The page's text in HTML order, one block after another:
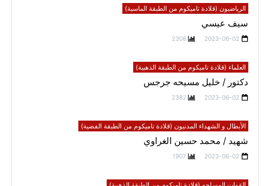
الرياضيون (قلادة تاميكوم من الطبقة الماسية)
سيف عيسي
2023-06-02
2308
العلماء (قلادة تاميكوم من الطبقة الذهبية)
دكتور / خليل مسيحه جرجس
2023-06-02
2382
الأبطال و الشهداء المدنيون (قلادة تاميكوم من الطبقة الفضية)
شهيد / محمد حسين الغراوي
2023-06-02
1907